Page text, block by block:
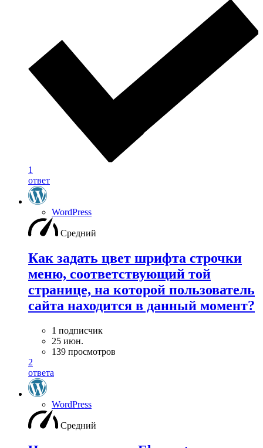
1
ответ
WordPress
Средний
Как задать цвет шрифта строчки
меню, соответствующий той
странице, на которой пользователь
сайта находится в данный момент?
1 подписчик
25 июн.
139 просмотров
2
ответа
WordPress
Средний